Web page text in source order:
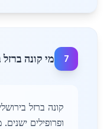
7 מי קונה
קונה ברזל